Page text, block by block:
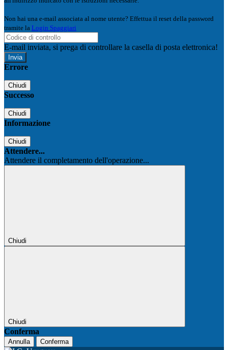
Non hai una e-mail associata al nome utente? Effettua il reset della password
tramite la Login Spaggiari
E-mail inviata, si prega di controllare la casella di posta elettronica!
Errore
Chiudi
Successo
Chiudi
Informazione
Chiudi
Attendere...
Attendere il completamento dell'operazione...
Chiudi
Chiudi
Conferma
Annulla Conferma